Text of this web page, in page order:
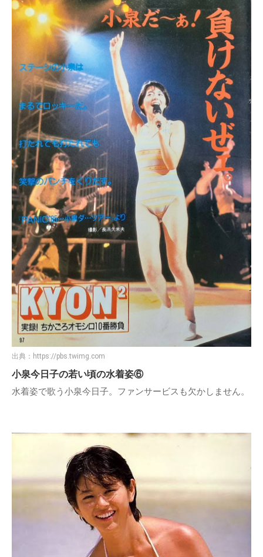
出典： https://pbs.twimg.com
小泉今日子の若い頃の水着姿⑥
水着姿で歌う小泉今日子。ファンサービスも欠かしません。